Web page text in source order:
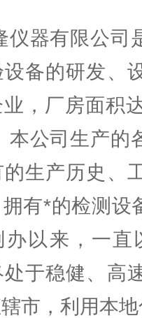
仪器有限公司
备的研发、
，厂房面积
本公司生产的
生产历史、
有*的检测设
办以来，一
于稳健、高
市，利用本